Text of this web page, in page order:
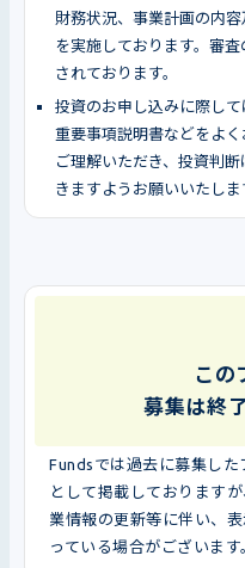
財務状況、事業計画の内
を実施しております。審
されております。
投資のお申し込みに際して
重要事項説明書などをよ
ご理解いただき、投資判
きますようお願いいたしま
この
募集は終
Fundsでは過去に募集し
として掲載しております
業情報の更新等に伴い、
っている場合がございます